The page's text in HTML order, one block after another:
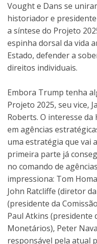
Vought e Dans se
historiador e
a síntese do Projeto
espinha dorsal da vida
Estado, defender a
direitos individuais.
Embora Trump tenha
Projeto 2025, seu vice,
Roberts. O interesse
em agências
uma estratégia que vai
primeira parte já
no comando de
impressiona: Tom
John Ratcliffe (diretor
(presidente da
Paul Atkins (presidente
Monetários), Peter
responsável pela atual